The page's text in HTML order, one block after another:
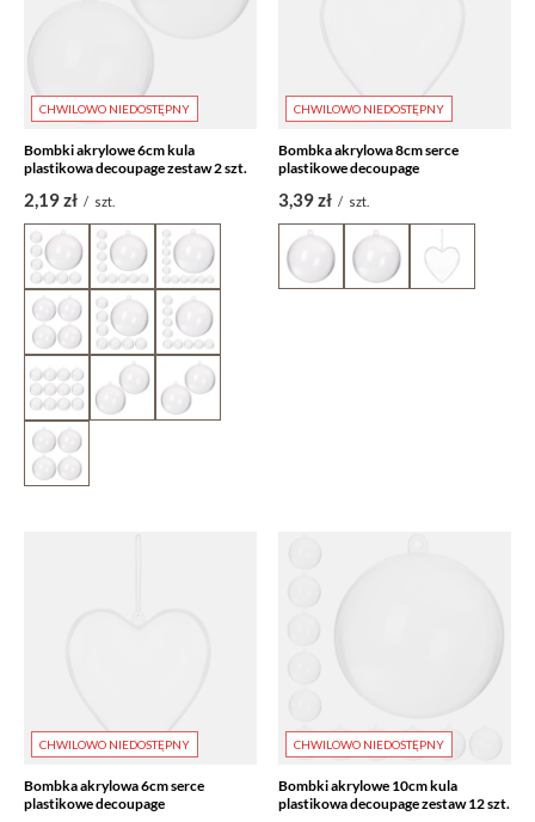
CHWILOWO NIEDOSTĘPNY
Bombki akrylowe 6cm kula
plastikowa decoupage zestaw 2 szt.
2,19 zł / szt.
CHWILOWO NIEDOSTĘPNY
Bombka akrylowa 8cm serce
plastikowe decoupage
3,39 zł / szt.
CHWILOWO NIEDOSTĘPNY
Bombka akrylowa 6cm serce
plastikowe decoupage
CHWILOWO NIEDOSTĘPNY
Bombki akrylowe 10cm kula
plastikowa decoupage zestaw 12 szt.